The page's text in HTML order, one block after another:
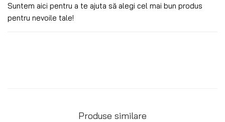
Suntem aici pentru a te ajuta să alegi cel mai bun produs
pentru nevoile tale!
Produse similare